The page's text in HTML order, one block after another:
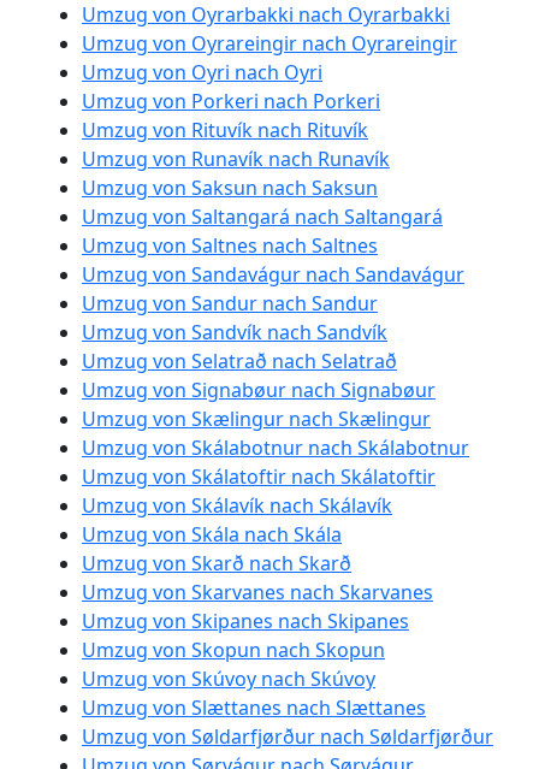
Umzug von Oyrarbakki nach Oyrarbakki
Umzug von Oyrareingir nach Oyrareingir
Umzug von Oyri nach Oyri
Umzug von Porkeri nach Porkeri
Umzug von Rituvík nach Rituvík
Umzug von Runavík nach Runavík
Umzug von Saksun nach Saksun
Umzug von Saltangará nach Saltangará
Umzug von Saltnes nach Saltnes
Umzug von Sandavágur nach Sandavágur
Umzug von Sandur nach Sandur
Umzug von Sandvík nach Sandvík
Umzug von Selatrað nach Selatrað
Umzug von Signabøur nach Signabøur
Umzug von Skælingur nach Skælingur
Umzug von Skálabotnur nach Skálabotnur
Umzug von Skálatoftir nach Skálatoftir
Umzug von Skálavík nach Skálavík
Umzug von Skála nach Skála
Umzug von Skarð nach Skarð
Umzug von Skarvanes nach Skarvanes
Umzug von Skipanes nach Skipanes
Umzug von Skopun nach Skopun
Umzug von Skúvoy nach Skúvoy
Umzug von Slættanes nach Slættanes
Umzug von Søldarfjørður nach Søldarfjørður